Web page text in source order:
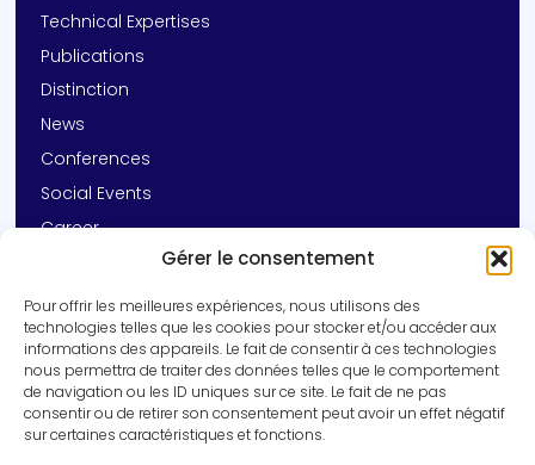
Gérer le consentement
Pour offrir les meilleures expériences, nous utilisons des
technologies telles que les cookies pour stocker et/ou accéder aux
informations des appareils. Le fait de consentir à ces technologies
nous permettra de traiter des données telles que le comportement
de navigation ou les ID uniques sur ce site. Le fait de ne pas
consentir ou de retirer son consentement peut avoir un effet négatif
sur certaines caractéristiques et fonctions.
Technical Expertises
Publications
Distinction
News
Conferences
Social Events
Career
Get In Touch
+33 (0)3 20 16 92 14
vincent.prevot@inserm.fr
Inserm UMR-S 1172 | University of Lille
1 rue Michel Polowski, 59045 Lille cedex